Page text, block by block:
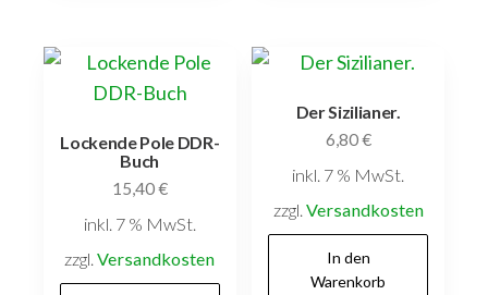
Lockende Pole DDR-
Buch
15,40€
inkl. 7 % MwSt.
zzgl.Versandkosten
Der Sizilianer.
6,80€
inkl. 7 % MwSt.
zzgl. Versandkosten
In den
Warenkorb